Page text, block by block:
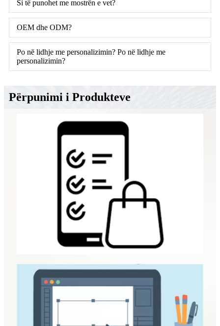
Si të punohet me mostrën e vet?
OEM dhe ODM?
Po në lidhje me personalizimin? Po në lidhje me
personalizimin?
Përpunimi i Produkteve